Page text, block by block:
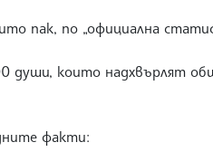
пак, по „официална
души, които надхвърлят
факти: